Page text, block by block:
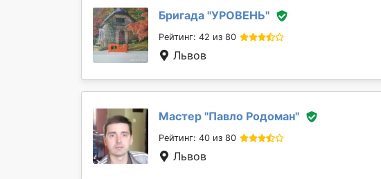
Бригада "УРОВЕНЬ"
Рейтинг: 42 из 80
Львов
Мастер "Павло Родоман"
Рейтинг: 40 из 80
Львов